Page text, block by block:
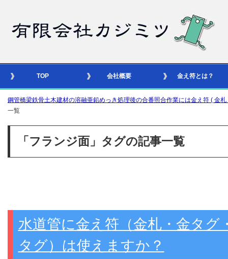
TOP 会社概要 金え符とは？
鋼管橋梁鉄骨土木建材の溶融亜鉛めっき処理後の合番照合作業には金え符 ( 金
一覧
「フランジ面」タグの記事一覧
水道管に金え符（金札・金タグ
タグ）は使えますか？